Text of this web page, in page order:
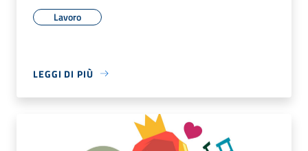
Lavoro
LEGGI DI PIÙ